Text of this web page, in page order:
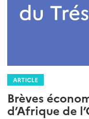
ARTICLE
Brèves
d’Afrique de